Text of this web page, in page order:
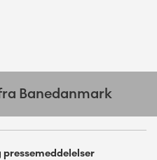
Banedanmark
pressemeddelelser